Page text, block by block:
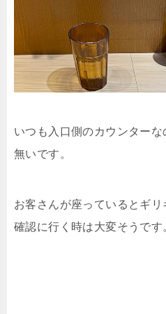
いつも入口側のカウンター
無いです。
お客さんが座っているとギ
確認に行く時は大変そうです